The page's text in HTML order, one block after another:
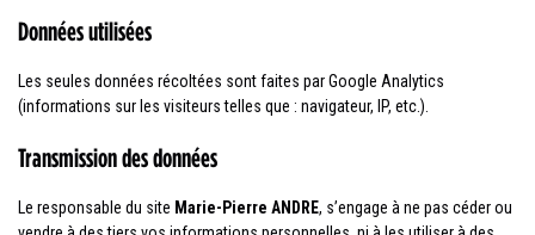
Données utilisées
Les seules données récoltées sont faites par Google Analytics
(informations sur les visiteurs telles que : navigateur, IP, etc.).
Transmission des données
Le responsable du site Marie-Pierre ANDRE, s’engage à ne pas céder ou